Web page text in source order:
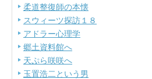
柔道整復師の本懐
スウィーツ探訪１８
アドラー心理学
郷土資料館へ
天ぷら咲咲へ
玉置浩二という男